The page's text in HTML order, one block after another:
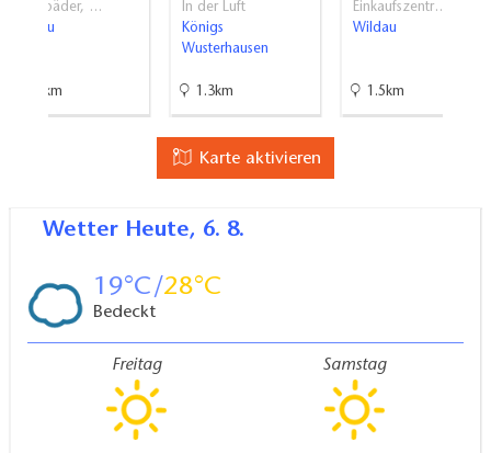
Spaßbäder, …
Wildau
3.7km
In der Luft
Königs
Wusterhausen
1.3km
Einkaufszentr…
Wildau
1.5km
Karte aktivieren
Wetter Heute, 6. 8.
19 28
Bedeckt
Freitag Samstag